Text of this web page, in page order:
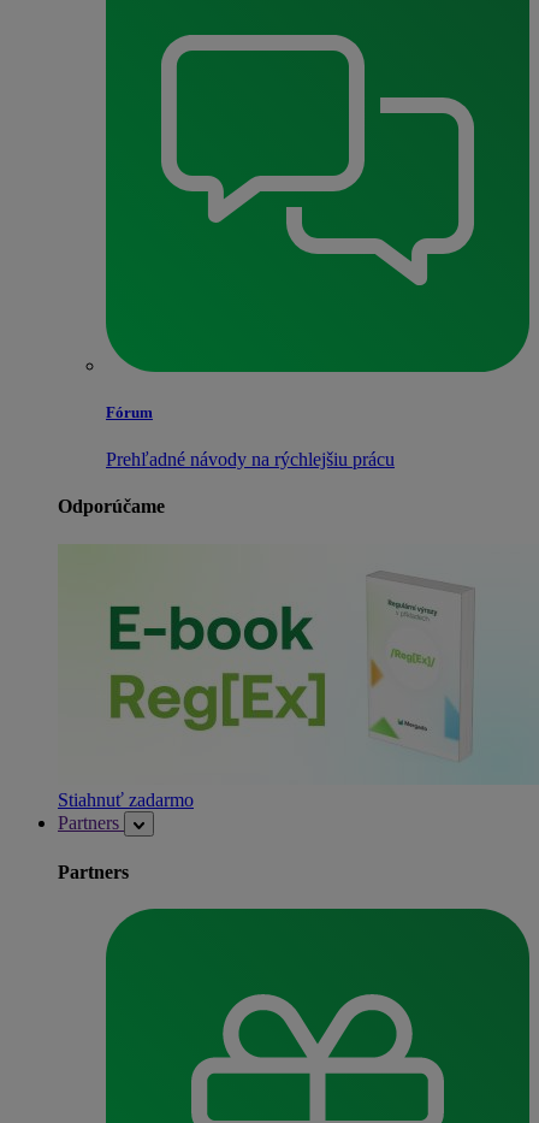
Fórum
Prehľadné návody na rýchlejšiu prácu
Odporúčame
Stiahnuť zadarmo
Partners
Partners